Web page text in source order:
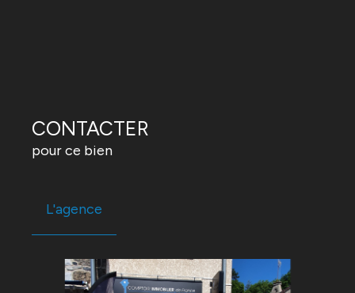
CONTACTER
pour ce bien
L'agence